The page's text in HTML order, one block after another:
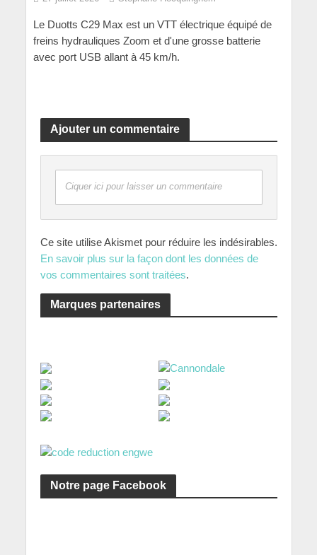
Le Duotts C29 Max est un VTT électrique équipé de
freins hydrauliques Zoom et d'une grosse batterie
avec port USB allant à 45 km/h.
Ajouter un commentaire
Ciquer ici pour laisser un commentaire
Ce site utilise Akismet pour réduire les indésirables.
En savoir plus sur la façon dont les données de
vos commentaires sont traitées.
Marques partenaires
Notre page Facebook